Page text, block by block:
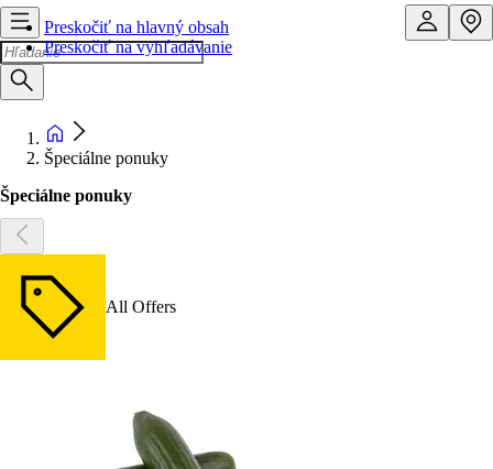
Preskočiť na hlavný obsah
Preskočiť na vyhľadávanie
Špeciálne ponuky
Špeciálne ponuky
All Offers